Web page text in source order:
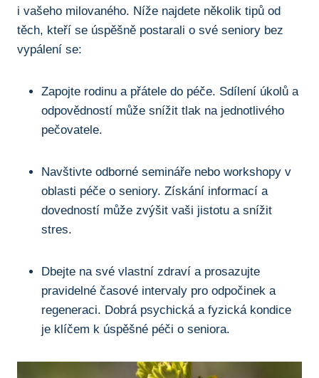
i vašeho milovaného. Níže najdete několik tipů od
těch, kteří se úspěšně postarali o své seniory bez
vypálení se:
Zapojte rodinu a přátele do péče. Sdílení úkolů a
odpovědností může snížit tlak na jednotlivého
pečovatele.
Navštivte odborné semináře nebo workshopy v
oblasti péče o seniory. Získání informací a
dovedností může zvýšit vaši jistotu a snížit
stres.
Dbejte na své vlastní zdraví a prosazujte
pravidelné časové intervaly pro odpočinek a
regeneraci. Dobrá psychická a fyzická kondice
je klíčem k úspěšné péči o seniora.